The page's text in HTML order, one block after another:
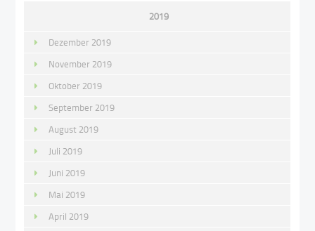
2019
Dezember 2019
November 2019
Oktober 2019
September 2019
August 2019
Juli 2019
Juni 2019
Mai 2019
April 2019